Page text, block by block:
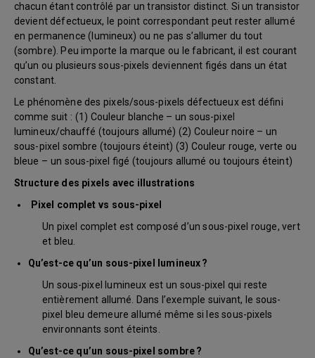
chacun étant contrôlé par un transistor distinct. Si un transistor
devient défectueux, le point correspondant peut rester allumé
en permanence (lumineux) ou ne pas s’allumer du tout
(sombre). Peu importe la marque ou le fabricant, il est courant
qu’un ou plusieurs sous-pixels deviennent figés dans un état
constant.
Le phénomène des pixels/sous-pixels défectueux est défini
comme suit : (1) Couleur blanche – un sous-pixel
lumineux/chauffé (toujours allumé) (2) Couleur noire – un
sous-pixel sombre (toujours éteint) (3) Couleur rouge, verte ou
bleue – un sous-pixel figé (toujours allumé ou toujours éteint)
Structure des pixels avec illustrations
Pixel complet vs sous-pixel
Un pixel complet est composé d’un sous-pixel rouge, vert
et bleu.
Qu’est-ce qu’un sous-pixel lumineux ?
Un sous-pixel lumineux est un sous-pixel qui reste
entièrement allumé. Dans l’exemple suivant, le sous-
pixel bleu demeure allumé même si les sous-pixels
environnants sont éteints.
Qu’est-ce qu’un sous-pixel sombre ?